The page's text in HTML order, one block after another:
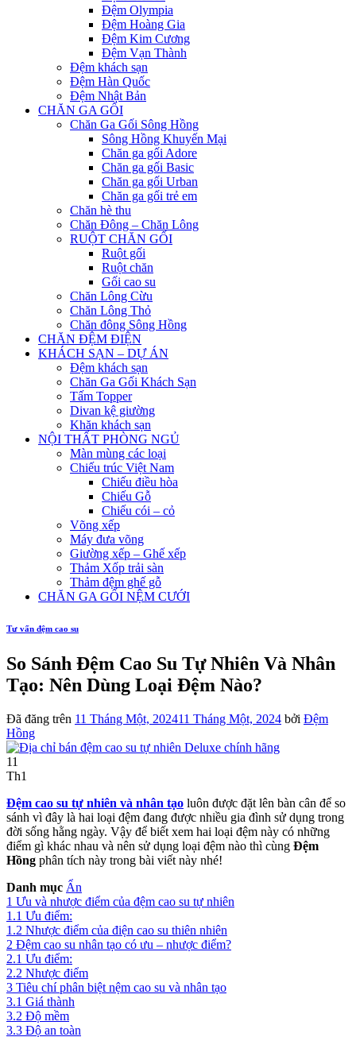
Đệm Olympia
Đệm Hoàng Gia
Đệm Kim Cương
Đệm Vạn Thành
Đệm khách sạn
Đệm Hàn Quốc
Đệm Nhật Bản
CHĂN GA GỐI
Chăn Ga Gối Sông Hồng
Sông Hồng Khuyến Mại
Chăn ga gối Adore
Chăn ga gối Basic
Chăn ga gối Urban
Chăn ga gối trẻ em
Chăn hè thu
Chăn Đông – Chăn Lông
RUỘT CHĂN GỐI
Ruột gối
Ruột chăn
Gối cao su
Chăn Lông Cừu
Chăn Lông Thỏ
Chăn đông Sông Hồng
CHĂN ĐỆM ĐIỆN
KHÁCH SẠN – DỰ ÁN
Đệm khách sạn
Chăn Ga Gối Khách Sạn
Tấm Topper
Divan kệ giường
Khăn khách sạn
NỘI THẤT PHÒNG NGỦ
Màn mùng các loại
Chiếu trúc Việt Nam
Chiếu điều hòa
Chiếu Gỗ
Chiếu cói – cỏ
Võng xếp
Máy đưa võng
Giường xếp – Ghế xếp
Thảm Xốp trải sàn
Thảm đệm ghế gỗ
CHĂN GA GỐI NỆM CƯỚI
Tư vấn đệm cao su
So Sánh Đệm Cao Su Tự Nhiên Và Nhân
Tạo: Nên Dùng Loại Đệm Nào?
Đã đăng trên 11 Tháng Một, 202411 Tháng Một, 2024 bởi Đệm
Hồng
11
Th1
Đệm cao su tự nhiên và nhân tạo luôn được đặt lên bàn cân để so
sánh vì đây là hai loại đệm đang được nhiều gia đình sử dụng trong
đời sống hằng ngày. Vậy để biết xem hai loại đệm này có những
điểm gì khác nhau và nên sử dụng loại đệm nào thì cùng Đệm
Hồng phân tích này trong bài viết này nhé!
Danh mục Ẩn
1 Ưu và nhược điểm của đệm cao su tự nhiên
1.1 Ưu điểm:
1.2 Nhược điểm của điện cao su thiên nhiên
2 Đệm cao su nhân tạo có ưu – nhược điểm?
2.1 Ưu điểm:
2.2 Nhược điểm
3 Tiêu chí phân biệt nệm cao su và nhân tạo
3.1 Giá thành
3.2 Độ mềm
3.3 Độ an toàn